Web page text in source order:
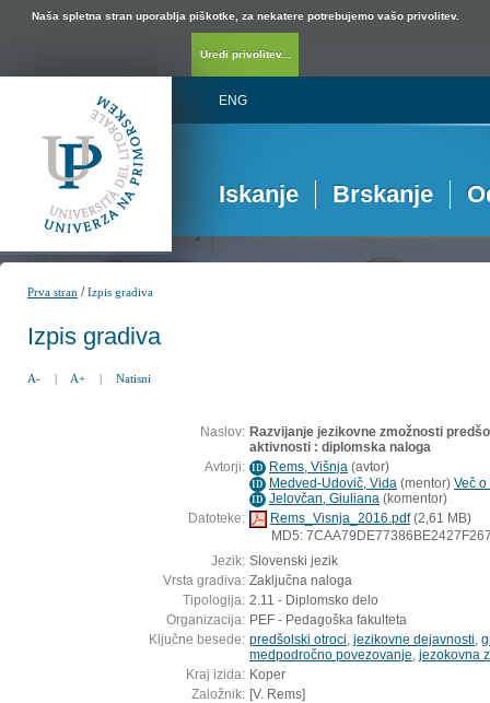
Naša spletna stran uporablja piškotke, za nekatere potrebujemo vašo privolitev.
Uredi privolitev...
ENG
Iskanje Brskanje
Prva stran /Izpis gradiva
Izpis gradiva
A- | A+ | Natisni
Naslov: Razvijanje jezikovne zmožnosti
aktivnosti : diplomska naloga
Avtorji: ID Rems, Višnja (avtor)
ID Medved-Udovič, Vida (mentor) Več
ID Jelovčan, Giuliana (komentor)
Datoteke:
Rems_Visnja_2016.pdf(2,61 MB)
MD5:
Jezik: Slovenski jezik
Vrsta gradiva: Zaključna naloga
Tipologija: 2.11 - Diplomsko delo
Organizacija: PEF - Pedagoška fakulteta
Ključne besede: predšolski otroci jezikovne dejavnosti
medpodročno povezovanje jezokovna
Kraj izida: Koper
Založnik: [V. Rems]